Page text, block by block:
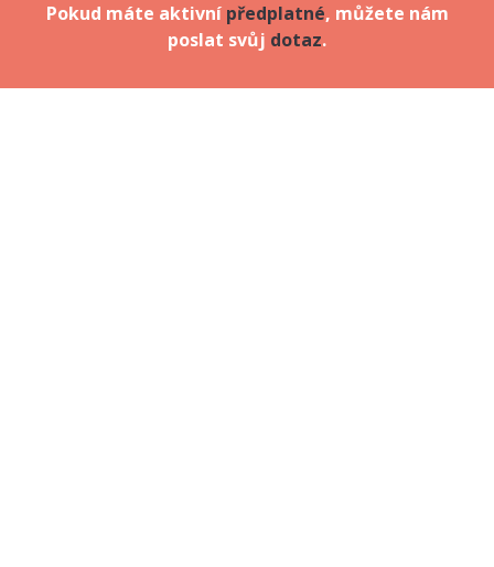
Pokud máte aktivní předplatné, můžete nám
poslat svůj dotaz.